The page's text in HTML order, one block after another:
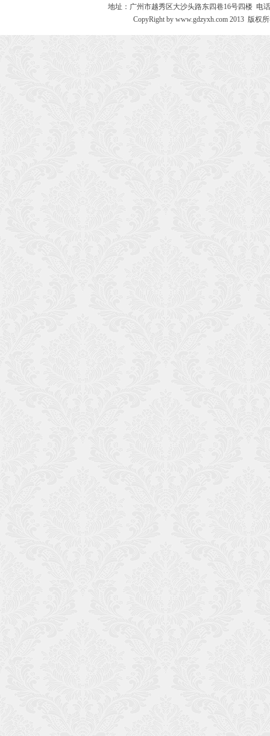
地址：广州市越秀区大沙头路东四巷16号四楼 电话
CopyRight by www.gdzyxh.com 2013 版